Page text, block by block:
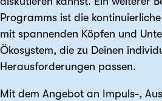
Programms ist die
mit spannenden Köpfen und
Ökosystem, die zu Deinen
Herausforderungen passen.
Mit dem Angebot an Impuls-,